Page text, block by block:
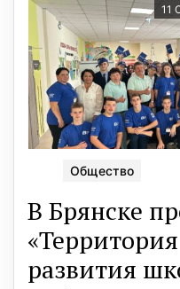
11
Общество
В Брянске
развития